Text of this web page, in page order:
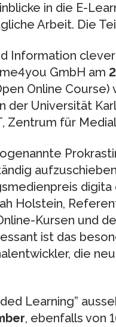
in die E-
Arbeit. Die
Information
GmbH am
Online
der Universität
Zentrum für
digita
Holstein,
Kursen und
ist das
die
Learning”
, ebenfalls von